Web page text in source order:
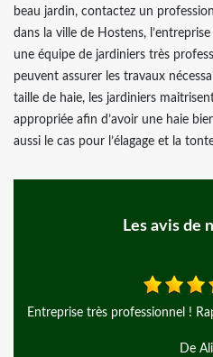
beau jardin, contactez un
dans la ville de Hostens,
une équipe de jardiniers très
peuvent assurer les travaux
taille de haie, les jardiniers
appropriée afin d’avoir une haie
aussi le cas pour l’élagage et la
Les avis de
très professionnel ! Rapport